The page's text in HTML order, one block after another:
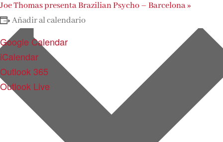
Joe Thomas presenta Brazilian Psycho – Barcelona»
Añadir al calendario
Google Calendar
iCalendar
Outlook 365
Outlook Live